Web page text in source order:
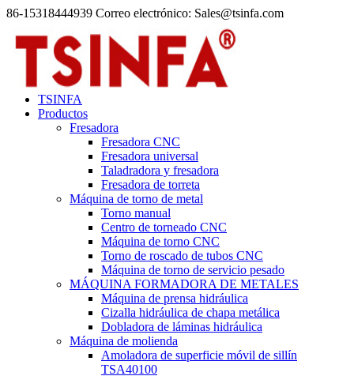
86-15318444939 Correo electrónico: Sales@tsinfa.com
TSINFA
Productos
Fresadora
Fresadora CNC
Fresadora universal
Taladradora y fresadora
Fresadora de torreta
Máquina de torno de metal
Torno manual
Centro de torneado CNC
Máquina de torno CNC
Torno de roscado de tubos CNC
Máquina de torno de servicio pesado
MÁQUINA FORMADORA DE METALES
Máquina de prensa hidráulica
Cizalla hidráulica de chapa metálica
Dobladora de láminas hidráulica
Máquina de molienda
Amoladora de superficie móvil de sillín
TSA40100